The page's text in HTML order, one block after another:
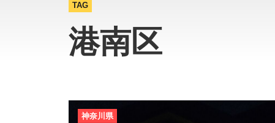
TAG
港南区
神奈川県